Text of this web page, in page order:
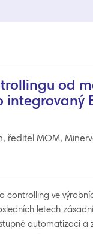
od
integrovaný
ředitel MOM,
controlling ve
letech
automatizaci a